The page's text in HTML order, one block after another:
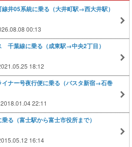
井05系統に乗る（大井町駅→西大井駅）
00:13
千葉線に乗る（成東駅→中央2丁目）
18:12
ナー号夜行便に乗る（バスタ新宿→石巻
2018.01.04 22:11
る（富士駅から富士市役所まで）
16:14